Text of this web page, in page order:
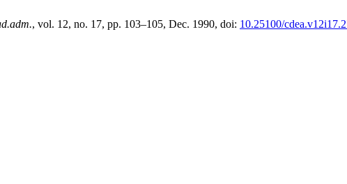
, vol. 12, no. 17, pp. 103–105, Dec. 1990, doi: 10.25100/